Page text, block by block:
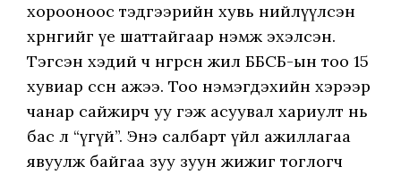
хорооноос тэдгээрийн хувь нийлүүлсэн
хөрөнгийг үе шаттайгаар нэмж эхэлсэн.
Тэгсэн хэдий ч өнгөрсөн жил ББСБ-ын тоо 15
хувиар өссөн ажээ. Тоо нэмэгдэхийн хэрээр
чанар сайжирч уу гэж асуувал хариулт нь
бас л “үгүй”. Энэ салбарт үйл ажиллагаа
явуулж байгаа зуу зуун жижиг тоглогч